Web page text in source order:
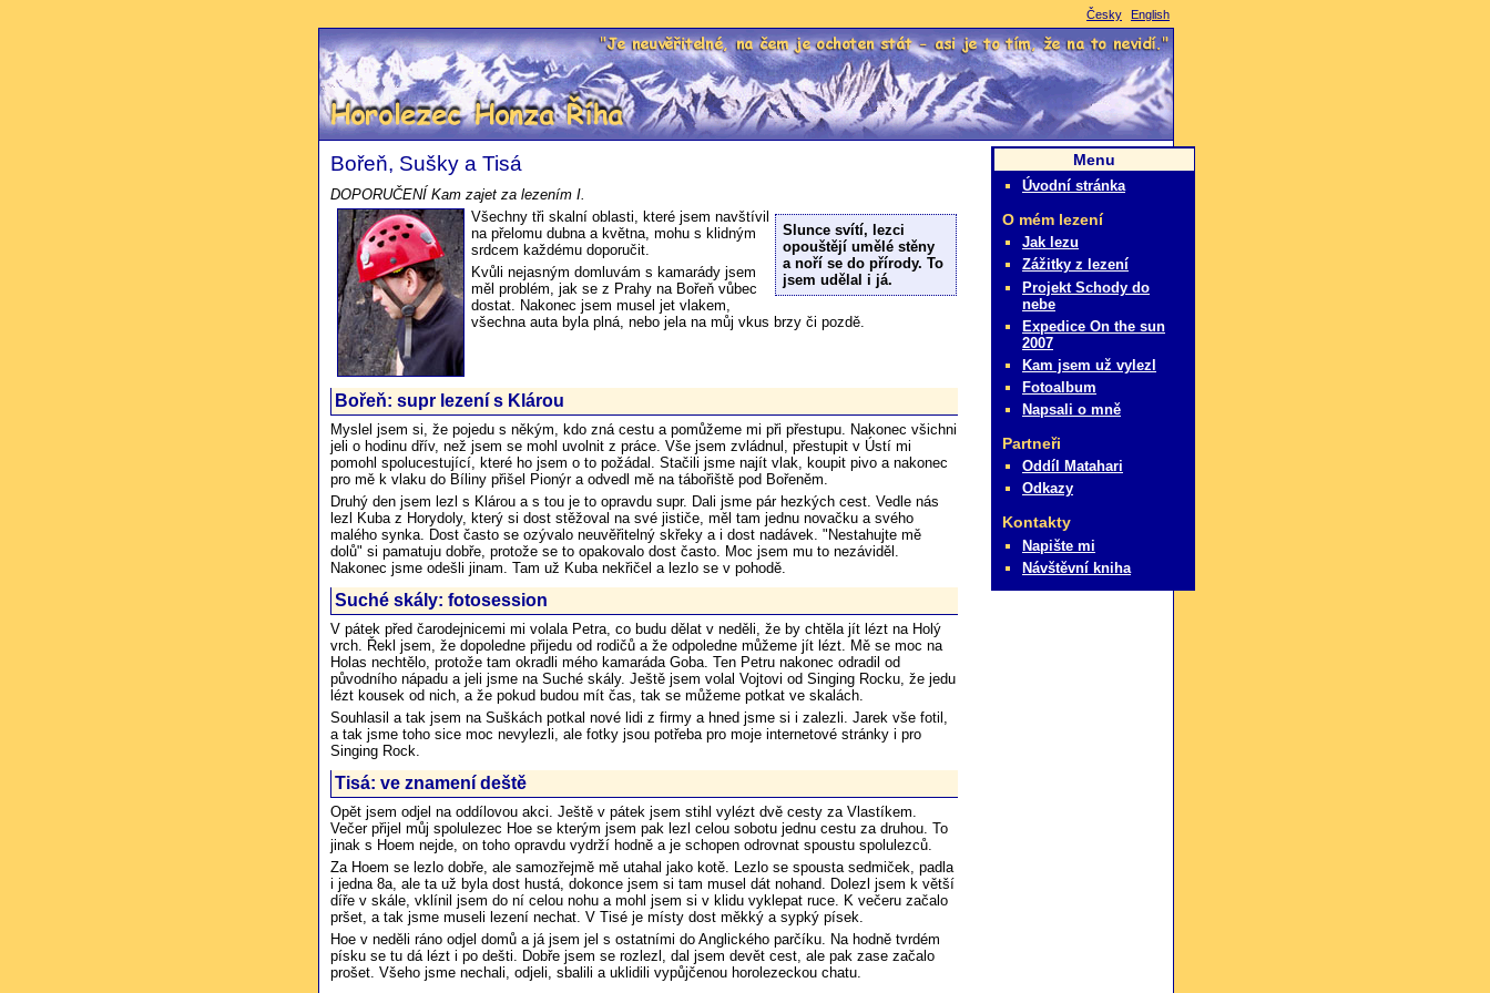
Slepý horolezec Honza Říha
Je neuvěřitelné, na čem je ochoten stát - asi je to tím, že na to nevidí.
Bořeň, Sušky a Tisá
DOPORUČENÍ Kam zajet za lezením I.
Slunce svítí, lezci
opouštějí umělé stěny
a noří se do přírody. To
jsem udělal i já.
Všechny tři skalní oblasti, které jsem navštívil
na přelomu dubna a května, mohu s klidným
srdcem každému doporučit.
Kvůli nejasným domluvám s kamarády jsem
měl problém, jak se z Prahy na Bořeň vůbec
dostat. Nakonec jsem musel jet vlakem,
všechna auta byla plná, nebo jela na můj vkus brzy či pozdě.
Bořeň: supr lezení s Klárou
Myslel jsem si, že pojedu s někým, kdo zná cestu a pomůžeme mi při přestupu. Nakonec všichni
jeli o hodinu dřív, než jsem se mohl uvolnit z práce. Vše jsem zvládnul, přestupit v Ústí mi
pomohl spolucestující, které ho jsem o to požádal. Stačili jsme najít vlak, koupit pivo a nakonec
pro mě k vlaku do Bíliny přišel Pionýr a odvedl mě na tábořiště pod Bořeněm.
Druhý den jsem lezl s Klárou a s tou je to opravdu supr. Dali jsme pár hezkých cest. Vedle nás
lezl Kuba z Horydoly, který si dost stěžoval na své jističe, měl tam jednu novačku a svého
malého synka. Dost často se ozývalo neuvěřitelný skřeky a i dost nadávek. "Nestahujte mě
dolů" si pamatuju dobře, protože se to opakovalo dost často. Moc jsem mu to nezáviděl.
Nakonec jsme odešli jinam. Tam už Kuba nekřičel a lezlo se v pohodě.
Suché skály: fotosession
V pátek před čarodejnicemi mi volala Petra, co budu dělat v neděli, že by chtěla jít lézt na Holý
vrch. Řekl jsem, že dopoledne přijedu od rodičů a že odpoledne můžeme jít lézt. Mě se moc na
Holas nechtělo, protože tam okradli mého kamaráda Goba. Ten Petru nakonec odradil od
původního nápadu a jeli jsme na Suché skály. Ještě jsem volal Vojtovi od Singing Rocku, že jedu
lézt kousek od nich, a že pokud budou mít čas, tak se můžeme potkat ve skalách.
Souhlasil a tak jsem na Suškách potkal nové lidi z firmy a hned jsme si i zalezli. Jarek vše fotil,
a tak jsme toho sice moc nevylezli, ale fotky jsou potřeba pro moje internetové stránky i pro
Singing Rock.
Tisá: ve znamení deště
Opět jsem odjel na oddílovou akci. Ještě v pátek jsem stihl vylézt dvě cesty za Vlastíkem.
Večer přijel můj spolulezec Hoe se kterým jsem pak lezl celou sobotu jednu cestu za druhou. To
jinak s Hoem nejde, on toho opravdu vydrží hodně a je schopen odrovnat spoustu spolulezců.
Za Hoem se lezlo dobře, ale samozřejmě mě utahal jako kotě. Lezlo se spousta sedmiček, padla
i jedna 8a, ale ta už byla dost hustá, dokonce jsem si tam musel dát nohand. Dolezl jsem k větší
díře v skále, vklínil jsem do ní celou nohu a mohl jsem si v klidu vyklepat ruce. K večeru začalo
pršet, a tak jsme museli lezení nechat. V Tisé je místy dost měkký a sypký písek.
Hoe v neděli ráno odjel domů a já jsem jel s ostatními do Anglického parčíku. Na hodně tvrdém
písku se tu dá lézt i po dešti. Dobře jsem se rozlezl, dal jsem devět cest, ale pak zase začalo
prošet. Všeho jsme nechali, odjeli, sbalili a uklidili vypůjčenou horolezeckou chatu.
Menu
Úvodní stránka
O mém lezení
Jak lezu
Zážitky z lezení
Projekt Schody do
nebe
Expedice On the sun
2007
Kam jsem už vylezl
Fotoalbum
Napsali o mně
Partneři
Oddíl Matahari
Odkazy
Kontakty
Napište mi
Návštěvní kniha
Česky English